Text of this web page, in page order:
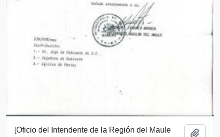
[Oficio del Intendente de la Región del Maule